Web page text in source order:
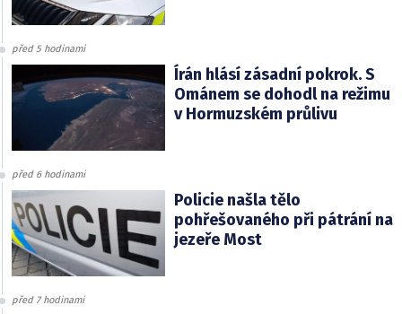
před 5 hodinami
Írán hlásí zásadní pokrok. S
Ománem se dohodl na režimu
v Hormuzském průlivu
před 6 hodinami
Policie našla tělo
pohřešovaného při pátrání na
jezeře Most
před 7 hodinami